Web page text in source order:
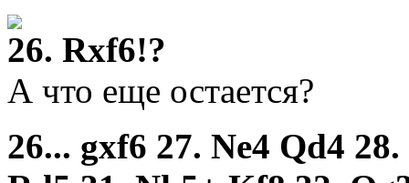
26. Rxf6!?
А что еще остается?
26... gxf6 27. Ne4 Qd4